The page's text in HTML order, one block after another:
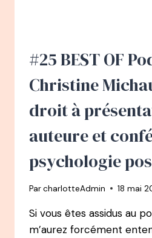
DE
DE
CHIMIE
À
EN
HUMAIN
AUTEUR
BEST
SELLER
#25 BEST OF
Christine
droit à
auteure et
psychologie
ParcharlotteAdmin 18 mai
Si vous êtes assidus au
m’aurez forcément